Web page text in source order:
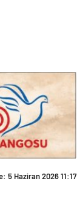
5 Haziran 2026 11:17